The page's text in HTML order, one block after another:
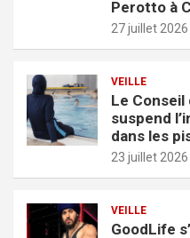
Perotto à
27 juillet 2026
VEILLE
Le Conseil
suspend
dans les
23 juillet 2026
VEILLE
GoodLife